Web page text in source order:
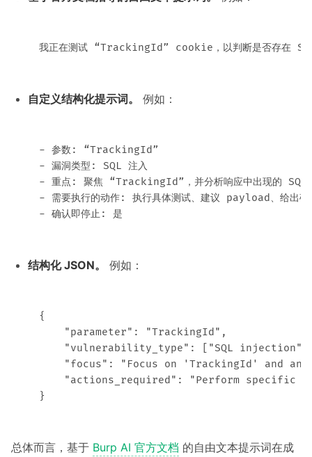
自定义结构化提示词。 例如：
- 参数: “TrackingId”
- 漏洞类型: SQL 注入
- 重点: 聚焦 “TrackingId”，并分析响应中出现的
- 需要执行的动作: 执行具体测试、建议 payload、给出确
结构化 JSON。 例如：
{
    "parameter": "TrackingId",
"vulnerability_type": ["SQL
"focus": "Focus on 'TrackingId' and
"actions_required": "Perform specific
总体而言，基于 Burp AI 官方文档 的自由文本提示词在成